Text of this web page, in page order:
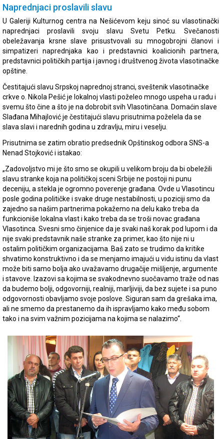
Naprednjaci proslavili slavu
U Galeriji Kulturnog centra na Nešićevom keju sinoć su vlasotinački
naprednjaci proslavili svoju slavu Svetu Petku. Svečanosti
obeležavanja krsne slave prisustvovali su mnogobrojni članovi i
simpatizeri naprednjaka kao i predstavnici koalicionih partnera,
predstavnici političkih partija i javnog i društvenog života vlasotinačke
opštine.
Čestitajući slavu Srpskoj naprednoj stranci, sveštenik vlasotinačke
crkve o. Nikola Pešić je lokalnoj vlasti poželeo mnogo uspeha u radu i
svemu što čine a što je na dobrobit svih Vlasotinčana. Domaćin slave
Slađana Mihajlović je čestitajući slavu prisutnima poželela da se
slava slavi i narednih godina u zdravlju, miru i veselju.
Prisutnima se zatim obratio predsednik Opštinskog odbora SNS-a
Nenad Stojković i istakao:
„Zadovoljstvo mi je što smo se okupili u velikom broju da bi obeležili
slavu stranke koja na političkoj sceni Srbije ne postoji ni punu
deceniju, a stekla je ogromno poverenje građana. Ovde u Vlasotincu
posle godina političke i svake druge nestabilnosti, u poziciji smo da
zajedno sa našim partnerima pokažemo na delu kako treba da
funkcioniše lokalna vlast i kako treba da se troši novac građana
Vlasotinca. Svesni smo činjenice da je svaki naš korak pod lupom i da
nije svaki predstavnik naše stranke za primer, kao što nije ni u
ostalim političkim organizacijama. Baš zato se trudimo da kritike
shvatimo konstruktivno i da se menjamo imajući u vidu istinu da vlast
može biti samo bolja ako uvažavamo drugačije mišljenje, argumente
i stavove. Izazovi sa kojima se svakodnevno suočavamo traže od nas
da budemo bolji, odgovorniji, realniji, marljiviji, da bez sujete i sa puno
odgovornosti obavljamo svoje poslove. Siguran sam da grešaka ima,
ali ne smemo da prestanemo da ih ispravljamo kako među sobom
tako i na svim važnim pozicijama na kojima se nalazimo“.